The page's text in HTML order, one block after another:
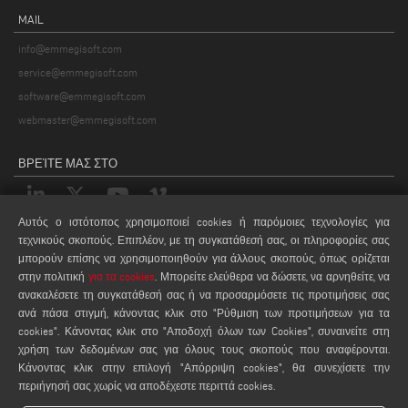
MAIL
info@emmegisoft.com
service@emmegisoft.com
software@emmegisoft.com
webmaster@emmegisoft.com
ΒΡΕΊΤΕ ΜΑΣ ΣΤΟ
ΝΌΜΟΙ
PRIVACY POLICY
LEGAL NOTES
COOKIE POLICY
ΡΥΘΜΙΣΕΙΣ COOKIES
Αυτός ο ιστότοπος χρησιμοποιεί cookies ή παρόμοιες τεχνολογίες για
τεχνικούς σκοπούς. Επιπλέον, με τη συγκατάθεσή σας, οι πληροφορίες σας
μπορούν επίσης να χρησιμοποιηθούν για άλλους σκοπούς, όπως ορίζεται
στην πολιτική για τα cookies
. Μπορείτε ελεύθερα να δώσετε, να αρνηθείτε, να
ανακαλέσετε τη συγκατάθεσή σας ή να προσαρμόσετε τις προτιμήσεις σας
ανά πάσα στιγμή, κάνοντας κλικ στο "Ρύθμιση των προτιμήσεων για τα
cookies". Κάνοντας κλικ στο "Αποδοχή όλων των Cookies", συναινείτε στη
χρήση των δεδομένων σας για όλους τους σκοπούς που αναφέρονται.
Κάνοντας κλικ στην επιλογή "Απόρριψη cookies", θα συνεχίσετε την
περιήγησή σας χωρίς να αποδέχεστε περιττά cookies.